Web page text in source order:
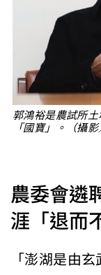
郭鴻裕是農試所
「國寶」。（攝
農委會遴
涯「退而
「澎湖是由